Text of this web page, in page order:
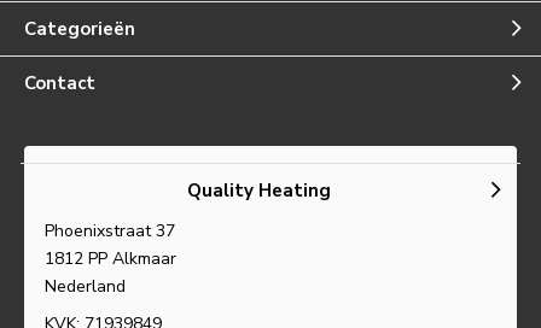
Categorieën
Contact
Quality Heating
Phoenixstraat 37
1812 PP Alkmaar
Nederland